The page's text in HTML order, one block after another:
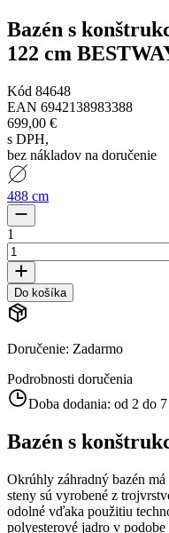
Bazén s
122 cm
Kód 84648
EAN 6942138983388
699,00 €
s DPH,
bez nákladov na doručenie
488 cm
1
Do košíka
Doručenie: Zadarmo
Podrobnosti doručenia
Doba dodania: od 2 do
Bazén s
Okrúhly záhradný bazén
steny sú vyrobené z
odolné vďaka použitiu
polyesterové jadro v